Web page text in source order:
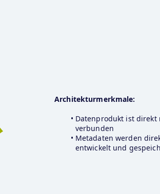
Architekturmerkmale:
Datenprodukt ist direkt
verbunden
Metadaten werden
entwickelt und